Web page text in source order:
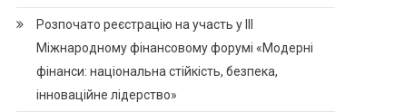
Розпочато реєстрацію на участь у ІІІ
Міжнародному фінансовому форумі «Модерні
фінанси: національна стійкість, безпека,
інноваційне лідерство»